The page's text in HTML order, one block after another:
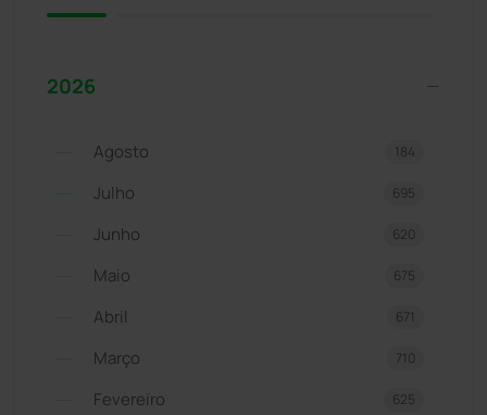
2026
Agosto 184
Julho 695
Junho 620
Maio 675
Abril 671
Março 710
Fevereiro 625